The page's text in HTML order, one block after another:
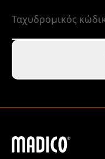
Madico